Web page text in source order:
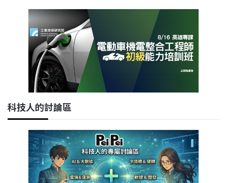
科技人的討論區